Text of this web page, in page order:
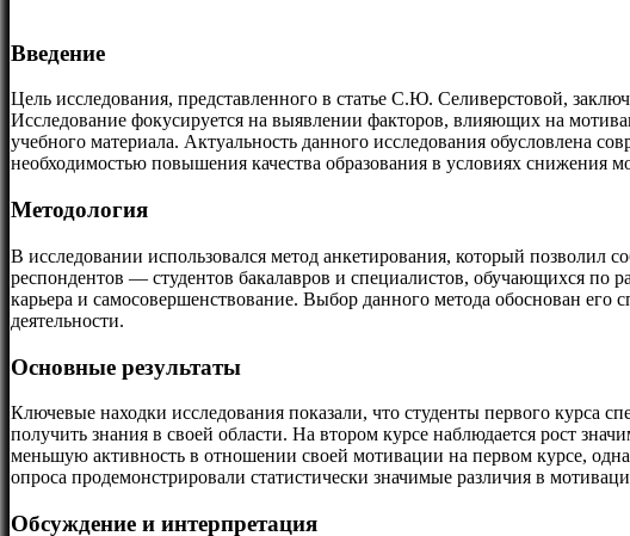
Введение
Цель исследования, представленного в статье С.Ю. Селиверстовой,
Исследование фокусируется на выявлении факторов, влияющих на
учебного материала. Актуальность данного исследования обусловлена
необходимостью повышения качества образования в условиях снижения
Методология
В исследовании использовался метод анкетирования, который
респондентов — студентов бакалавров и специалистов, обучающихся по
карьера и самосовершенствование. Выбор данного метода обоснован
деятельности.
Основные результаты
Ключевые находки исследования показали, что студенты первого курса
получить знания в своей области. На втором курсе наблюдается рост
меньшую активность в отношении своей мотивации на первом курсе,
опроса продемонстрировали статистически значимые различия в
Обсуждение и интерпретация